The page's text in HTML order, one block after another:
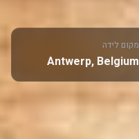
מקום לידה
Antwerp, Belgium